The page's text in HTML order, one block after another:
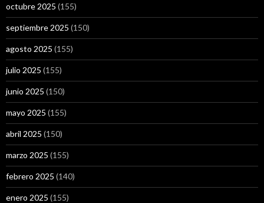
octubre 2025 (155)
septiembre 2025 (150)
agosto 2025 (155)
julio 2025 (155)
junio 2025 (150)
mayo 2025 (155)
abril 2025 (150)
marzo 2025 (155)
febrero 2025 (140)
enero 2025 (155)